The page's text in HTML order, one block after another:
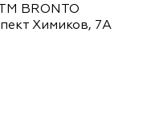
BRONTO
Химиков, 7A